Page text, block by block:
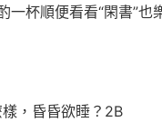
杯順便看看“閑書”也
，昏昏欲睡？2B